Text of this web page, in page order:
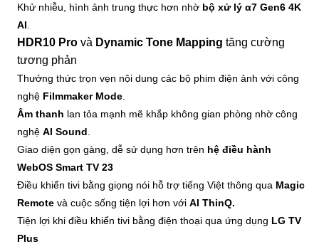
Khử nhiễu, hình ảnh trung thực hơn nhờ bộ xử lý α7 Gen6 4K
AI
HDR10 Pro và Dynamic Tone Mapping tăng cường
tương phản
Thưởng thức trọn vẹn nội dung các bộ phim điện ảnh với công
nghệ Filmmaker Mode
Âm thanh lan tỏa mạnh mẽ khắp không gian phòng nhờ công
nghệ AI Sound
Giao diện gọn gàng, dễ sử dụng hơn trên hệ điều hành
WebOS Smart TV 23
Điều khiển tivi bằng giọng nói hỗ trợ tiếng Việt thông qua Magic
Remote và cuộc sống tiện lợi hơn với AI ThinQ.
Tiện lợi khi điều khiển tivi bằng điện thoại qua ứng dụng LG TV
Plus